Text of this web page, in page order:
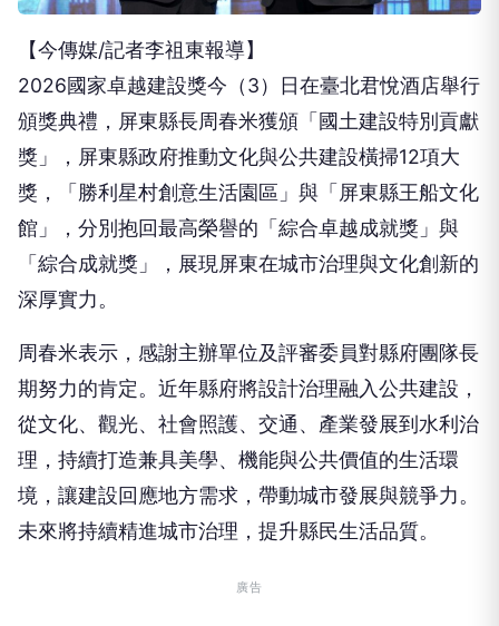
【今傳媒/記者李祖東報導】
2026國家卓越建設獎今（3）日在臺北君悅酒店舉行
頒獎典禮，屏東縣長周春米獲頒「國土建設特別貢獻
獎」，屏東縣政府推動文化與公共建設橫掃12項大
獎，「勝利星村創意生活園區」與「屏東縣王船文化
館」，分別抱回最高榮譽的「綜合卓越成就獎」與
「綜合成就獎」，展現屏東在城市治理與文化創新的
深厚實力。
周春米表示，感謝主辦單位及評審委員對縣府團隊長
期努力的肯定。近年縣府將設計治理融入公共建設，
從文化、觀光、社會照護、交通、產業發展到水利治
理，持續打造兼具美學、機能與公共價值的生活環
境，讓建設回應地方需求，帶動城市發展與競爭力。
未來將持續精進城市治理，提升縣民生活品質。
廣告